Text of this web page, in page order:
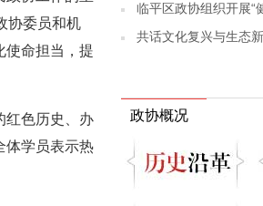
协委员和机
使命担当，提
红色历史、办
体学员表示热
临平区政协组织开展“
共话文化复兴与生态新
政协概况